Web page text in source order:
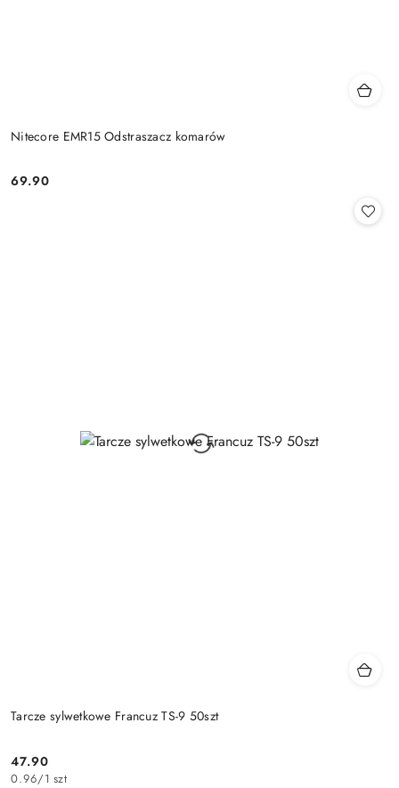
Nitecore EMR15 Odstraszacz komarów
Cena:
69.90
Tarcze sylwetkowe Francuz TS-9 50szt
Cena:
47.90
0.96/1 szt